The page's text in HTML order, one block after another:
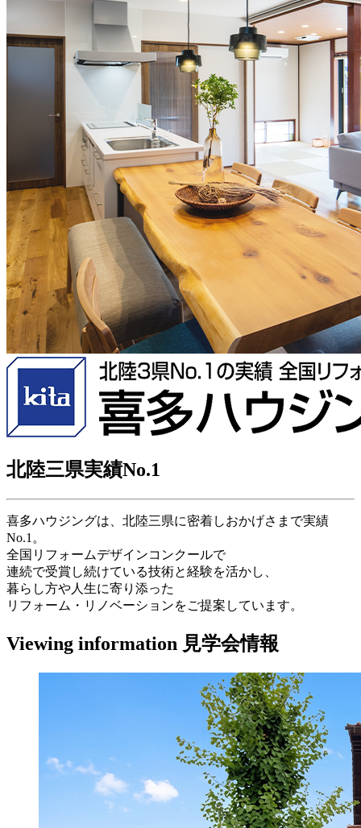
北陸三県実績No.1
喜多ハウジングは、北陸三県に密着しおかげさまで実績
No.1。
全国リフォームデザインコンクールで
連続で受賞し続けている技術と経験を活かし、
暮らし方や人生に寄り添った
リフォーム・リノベーションをご提案しています。
Viewing information 見学会情報